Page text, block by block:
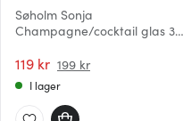
Søholm Sonja
Champagne/cocktail glas 30
119 kr 199 kr
I lager